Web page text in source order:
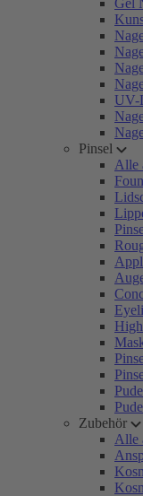
Gel
UV-
Pinsel
Alle
Zubehör
Alle